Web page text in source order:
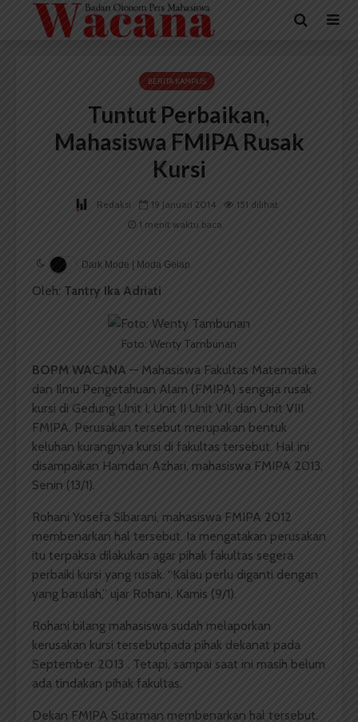
BERITA KAMPUS
Tuntut Perbaikan,
Mahasiswa FMIPA Rusak
Kursi
Redaksi 19 Januari 2014
151 dilihat
1 menit waktu baca
Dark Mode | Moda Gelap
Oleh: Tantry Ika Adriati
Foto: Wenty Tambunan
BOPM WACANA — Mahasiswa Fakultas Matematika
dan Ilmu Pengetahuan Alam (FMIPA) sengaja rusak
kursi di Gedung Unit I, Unit II Unit VII, dan Unit VIII
FMIPA. Perusakan tersebut merupakan bentuk
keluhan kurangnya kursi di fakultas tersebut. Hal ini
disampaikan Hamdan Azhari, mahasiswa FMIPA 2013,
Senin (13/1).
Rohani Yosefa Sibarani, mahasiswa FMIPA 2012
membenarkan hal tersebut. Ia mengatakan perusakan
itu terpaksa dilakukan agar pihak fakultas segera
perbaiki kursi yang rusak. “Kalau perlu diganti dengan
yang barulah,” ujar Rohani, Kamis (9/1).
Rohani bilang mahasiswa sudah melaporkan
kerusakan kursi tersebutpada pihak dekanat pada
September 2013 . Tetapi, sampai saat ini masih belum
ada tindakan pihak fakultas.
Dekan FMIPA Sutarman membenarkan hal tersebut.